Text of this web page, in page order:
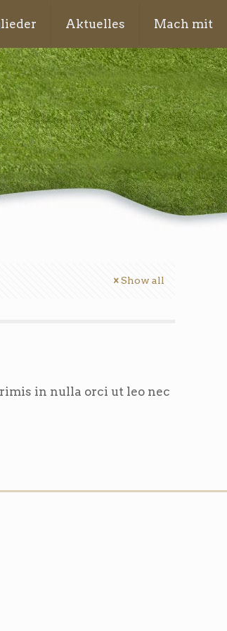
Aktuelles Mach mit
Show all
in nulla orci ut leo nec